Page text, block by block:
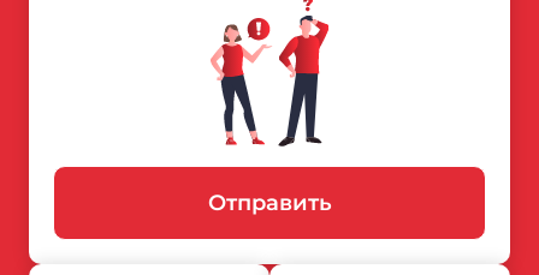
Отправить